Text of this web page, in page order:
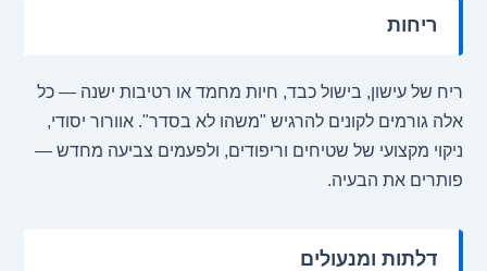
ריחות
ריח של עישון, בישול כבד, חיות מחמד או רטיבות ישנה — כל
אלה גורמים לקונים להרגיש "משהו לא בסדר". אוורור יסודי,
ניקוי מקצועי של שטיחים וריפודים, ולפעמים צביעה מחדש —
פותרים את הבעיה.
דלתות ומנעולים